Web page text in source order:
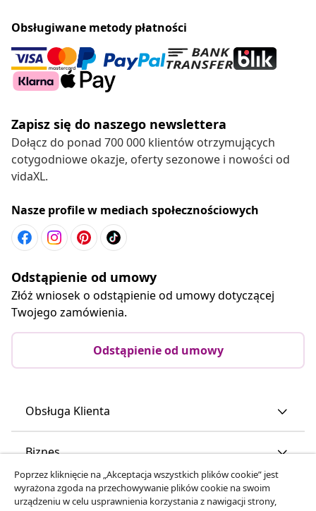
Obsługiwane metody płatności
Zapisz się do naszego newslettera
Dołącz do ponad 700 000 klientów otrzymujących
cotygodniowe okazje, oferty sezonowe i nowości od
vidaXL.
Nasze profile w mediach społecznościowych
Odstąpienie od umowy
Złóż wniosek o odstąpienie od umowy dotyczącej
Twojego zamówienia.
Odstąpienie od umowy
Obsługa Klienta
Biznes
vidaXL
Poprzez kliknięcie na „Akceptacja wszystkich plików cookie” jest
wyrażona zgoda na przechowywanie plików cookie na swoim
urządzeniu w celu usprawnienia korzystania z nawigacji strony,